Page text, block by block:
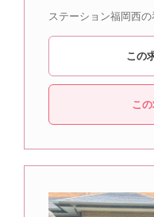
ステーション福岡西の
この
こ